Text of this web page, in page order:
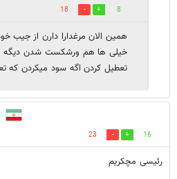
8
18
همین الان مرغدارا دارن از
خیلی ها هم ورشکست شدن دیگه
تعطیل کردن اگه سود میکردن که
16
23
رئیسی مچکریم